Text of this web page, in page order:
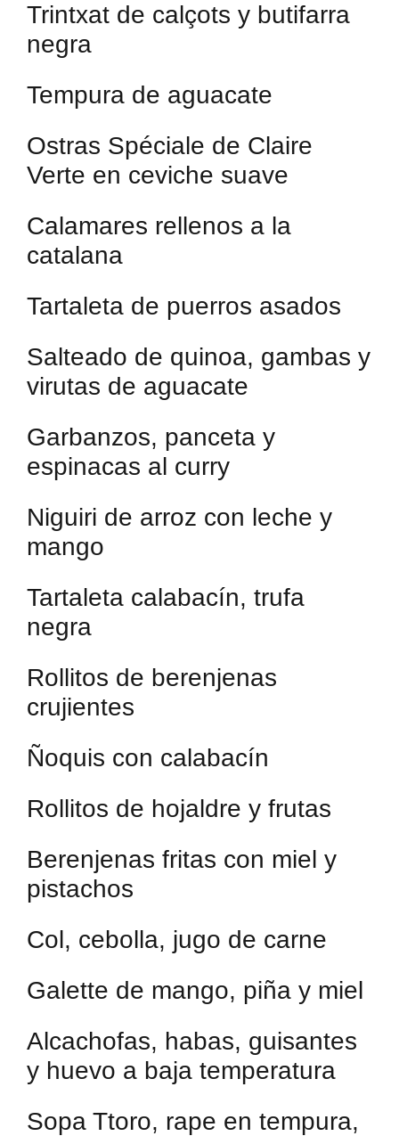
Trintxat de calçots y butifarra
negra
Tempura de aguacate
Ostras Spéciale de Claire
Verte en ceviche suave
Calamares rellenos a la
catalana
Tartaleta de puerros asados
Salteado de quinoa, gambas y
virutas de aguacate
Garbanzos, panceta y
espinacas al curry
Niguiri de arroz con leche y
mango
Tartaleta calabacín, trufa
negra
Rollitos de berenjenas
crujientes
Ñoquis con calabacín
Rollitos de hojaldre y frutas
Berenjenas fritas con miel y
pistachos
Col, cebolla, jugo de carne
Galette de mango, piña y miel
Alcachofas, habas, guisantes
y huevo a baja temperatura
Sopa Ttoro, rape en tempura,